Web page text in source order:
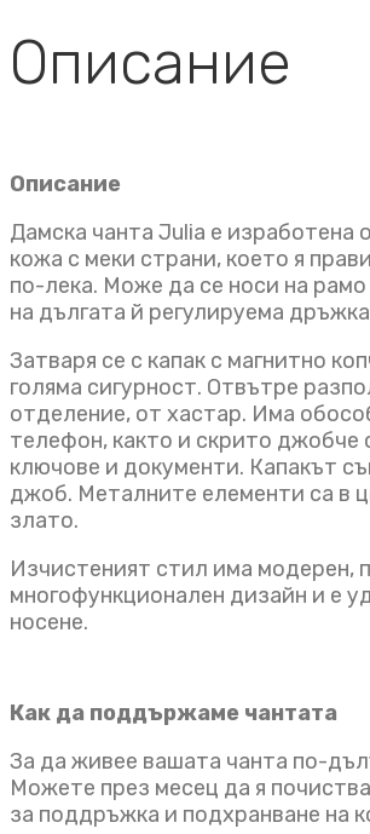
Описание
Описание
Дамска чанта Julia е изработена
кожа с меки страни, което я
по-лека. Може да се носи на
на дългата й регулируема
Затваря се с капак с магнитно
голяма сигурност. Отвътре
отделение, от хастар. Има
телефон, както и скрито джобче
ключове и документи. Капакът
джоб. Металните елементи са в
злато.
Изчистеният стил има модерен,
многофункционален дизайн и е
носене.
Как да поддържаме чантата
За да живее вашата чанта по-
Можете през месец да я
за поддръжка и подхранване на